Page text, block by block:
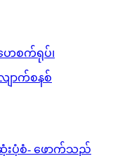
ရဆုံးပုံစံ- ဖောက်သည်